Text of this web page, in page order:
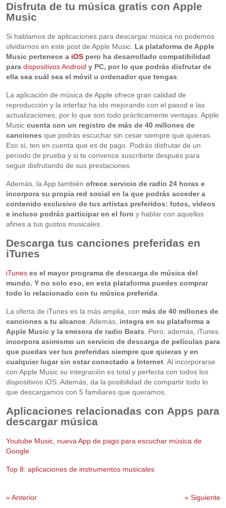
Disfruta de tu música gratis con Apple
Music
Si hablamos de aplicaciones para descargar música no podemos
olvidarnos en este post de Apple Music. La plataforma de Apple
Music pertenece a iOSpero ha desarrollado compatibilidad
para dispositivos Android y PC, por lo que podrás disfrutar de
ella sea cuál sea el móvil u ordenador que tengas
La aplicación de música de Apple ofrece gran calidad de
reproducción y la interfaz ha ido mejorando con el pasod e las
actualizaciones, por lo que son todo prácticamente ventajas. Apple
Music cuenta con un registro de más de 40 millones de
canciones que podrás escuchar sin cesar siempre que quieras.
Eso sí, ten en cuenta que es de pago. Podrás disfrutar de un
período de prueba y si te convence suscribirte después para
seguir disfrutando de sus prestaciones.
Además, la App también ofrece servicio de radio 24 horas e
incorpora su propia red social en la que podrás acceder a
contenido exclusivo de tus artistas preferidos: fotos, vídeos
e incluso podrás participar en el foro y hablar con aquellos
afines a tus gustos musicales.
Descarga tus canciones preferidas en
iTunes
iTuneses el mayor programa de descarga de música del
mundo. Y no solo eso, en esta plataforma puedes comprar
todo lo relacionado con tu música preferida.
La oferta de iTunes es la más amplia, con más de 40 millones de
canciones a tu alcance. Además, integra en su plataforma a
Apple Music y la emisora de radio Beats . Pero, además, iTunes
incorpora asimismo un servicio de descarga de películas para
que puedas ver tus preferidas siempre que quieras y en
cualquier lugar sin estar conectado a Internet. Al incorporarse
con Apple Music su integración es total y perfecta con todos los
dispositivos iOS. Además, da la posibilidad de compartir todo lo
que descargamos con 5 familiares que queramos.
Aplicaciones relacionadas con Apps para
descargar música
Youtube Music, nueva App de pago para escuchar música de
Google
Top 8: aplicaciones de instrumentos musicales
« Anterior »Siguiente